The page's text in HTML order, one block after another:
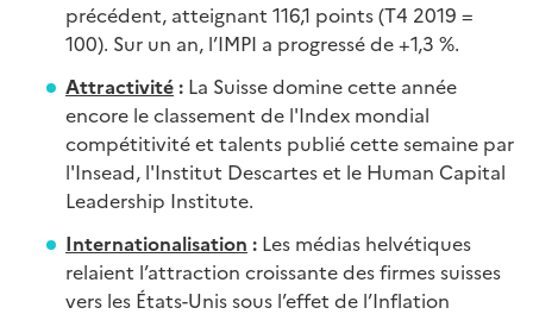
précédent, atteignant 116,1 points (T4 2019 =
100). Sur un an, l’IMPI a progressé de +1,3 %.
Attractivité: La Suisse domine cette année
encore le classement de l'Index mondial
compétitivité et talents publié cette semaine par
l'Insead, l'Institut Descartes et le Human Capital
Leadership Institute.
Internationalisation : Les médias helvétiques
relaient l’attraction croissante des firmes suisses
vers les États-Unis sous l’effet de l’Inflation